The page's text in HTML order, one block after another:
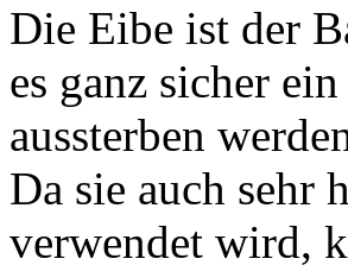
Die Eibe ist der
es ganz sicher
aussterben
Da sie auch sehr
verwendet wird,